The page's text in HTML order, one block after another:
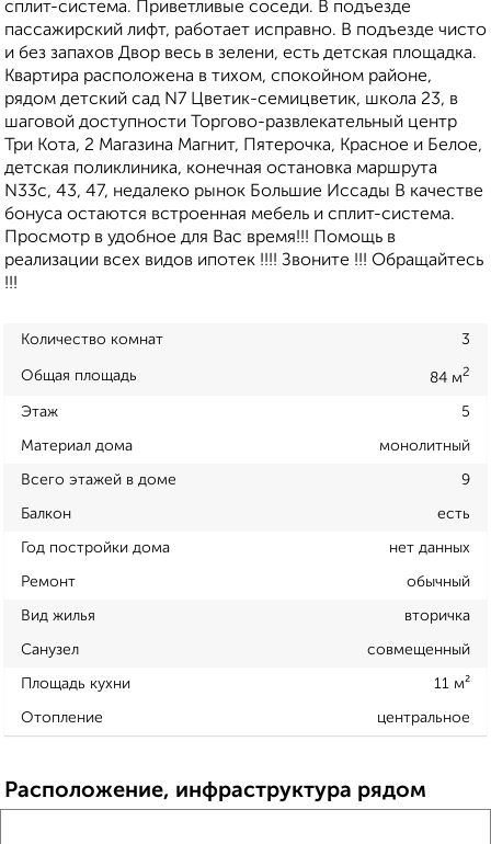
сплит-система. Приветливые соседи. В подъезде
пассажирский лифт, работает исправно. В подъезде чисто
и без запахов Двор весь в зелени, есть детская площадка.
Квартира расположена в тихом, спокойном районе,
рядом детский сад N7 Цветик-семицветик, школа 23, в
шаговой доступности Торгово-развлекательный центр
Три Кота, 2 Магазина Магнит, Пятерочка, Красное и Белое,
детская поликлиника, конечная остановка маршрута
N33с, 43, 47, недалеко рынок Большие Иссады В качестве
бонуса остаются встроенная мебель и сплит-система.
Просмотр в удобное для Вас время!!! Помощь в
реализации всех видов ипотек !!!! Звоните !!! Обращайтесь
!!!
Количество комнат 3
Общая площадь 84 м2
Этаж 5
Материал дома монолитный
Всего этажей в доме 9
Балкон есть
Год постройки дома нет данных
Ремонт обычный
Вид жилья вторичка
Санузел совмещенный
Площадь кухни 11 м²
Отопление центральное
Расположение, инфраструктура рядом